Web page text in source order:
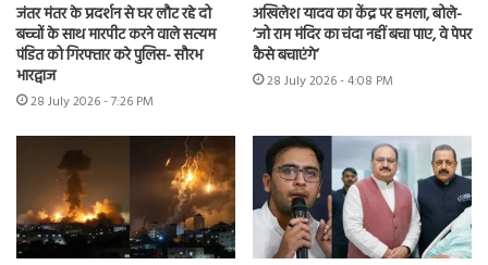
जंतर मंतर के प्रदर्शन से घर लौट रहे दो
बच्चों के साथ मारपीट करने वाले सत्यम
पंडित को गिरफ्तार करे पुलिस- सौरभ
भारद्वाज
28 July 2026 - 7:26 PM
अखिलेश यादव का केंद्र पर हमला, बोले-
‘जो राम मंदिर का चंदा नहीं बचा पाए, वे पेपर
कैसे बचाएंगे’
28 July 2026 - 4:08 PM